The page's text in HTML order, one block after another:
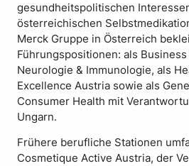
gesundheitspolitischen
österreichischen
Merck Gruppe in Österreich
Führungspositionen: als
Neurologie & Immunologie, als
Excellence Austria sowie als
Consumer Health mit
Ungarn.
Frühere berufliche Stationen
Cosmetique Active Austria, der